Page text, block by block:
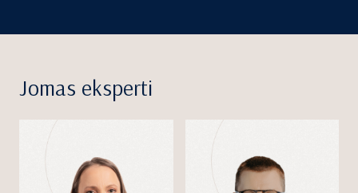
Jomas eksperti